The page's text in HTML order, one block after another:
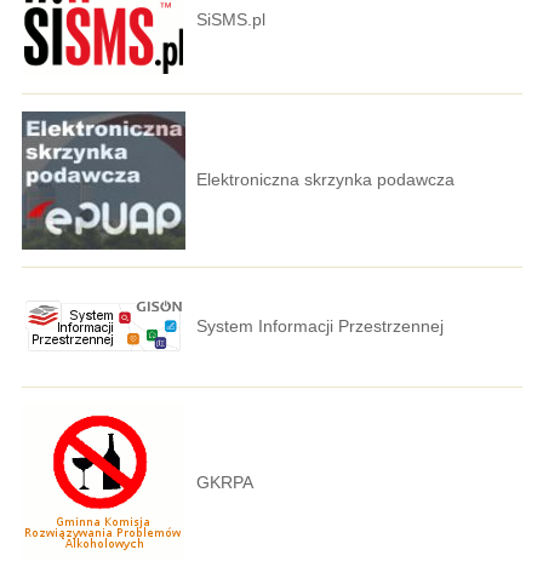
SiSMS.pl
Elektroniczna skrzynka podawcza
System Informacji Przestrzennej
GKRPA